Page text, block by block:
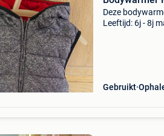
Deze
Leeftijd: 6j - 8j
Gebruikt